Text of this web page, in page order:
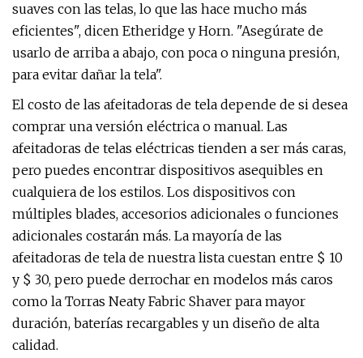
suaves con las telas, lo que las hace mucho más
eficientes", dicen Etheridge y Horn. "Asegúrate de
usarlo de arriba a abajo, con poca o ninguna presión,
para evitar dañar la tela".
El costo de las afeitadoras de tela depende de si desea
comprar una versión eléctrica o manual. Las
afeitadoras de telas eléctricas tienden a ser más caras,
pero puedes encontrar dispositivos asequibles en
cualquiera de los estilos. Los dispositivos con
múltiples blades, accesorios adicionales o funciones
adicionales costarán más. La mayoría de las
afeitadoras de tela de nuestra lista cuestan entre $ 10
y $ 30, pero puede derrochar en modelos más caros
como la Torras Neaty Fabric Shaver para mayor
duración, baterías recargables y un diseño de alta
calidad.